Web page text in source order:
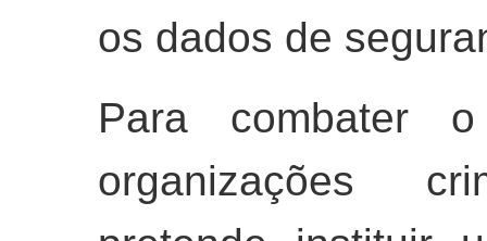
os dados de
Para combater
organizações